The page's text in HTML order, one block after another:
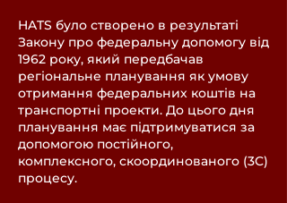
HATS було створено в результаті
Закону про федеральну допомогу від
1962 року, який передбачав
регіональне планування як умову
отримання федеральних коштів на
транспортні проекти. До цього дня
планування має підтримуватися за
допомогою постійного,
комплексного, скоординованого (3C)
процесу.